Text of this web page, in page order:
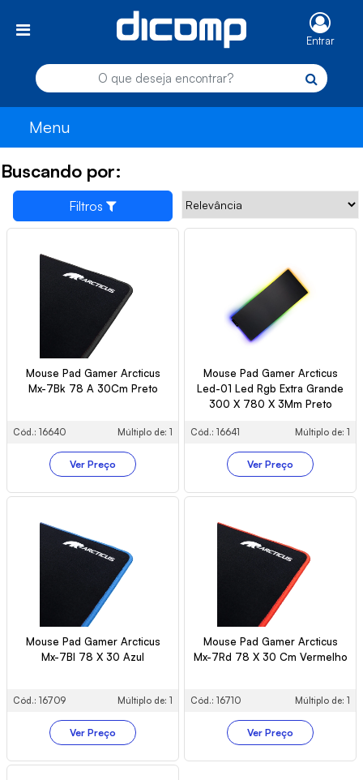
Entrar
Menu
Buscando por:
Filtros
Mouse Pad Gamer Arcticus
Mx-7Bk 78 A 30Cm Preto
Cód.: 16640 Múltiplo de: 1
Ver Preço
Mouse Pad Gamer Arcticus
Led-01 Led Rgb Extra Grande
300 X 780 X 3Mm Preto
Cód.: 16641 Múltiplo de: 1
Ver Preço
Mouse Pad Gamer Arcticus
Mx-7Bl 78 X 30 Azul
Cód.: 16709 Múltiplo de: 1
Ver Preço
Mouse Pad Gamer Arcticus
Mx-7Rd 78 X 30 Cm Vermelho
Cód.: 16710 Múltiplo de: 1
Ver Preço